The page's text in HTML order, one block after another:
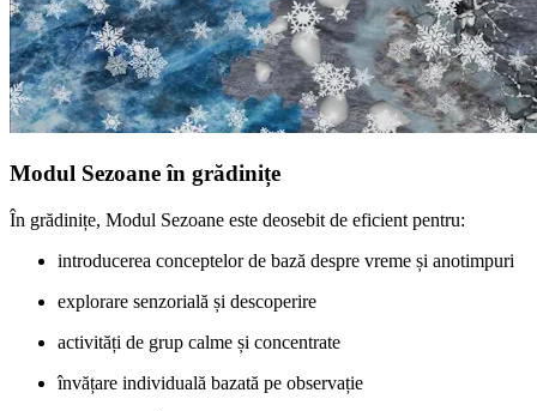
Modul Sezoane în grădinițe
În grădinițe, Modul Sezoane este deosebit de eficient pentru:
introducerea conceptelor de bază despre vreme și anotimpuri
explorare senzorială și descoperire
activități de grup calme și concentrate
învățare individuală bazată pe observație